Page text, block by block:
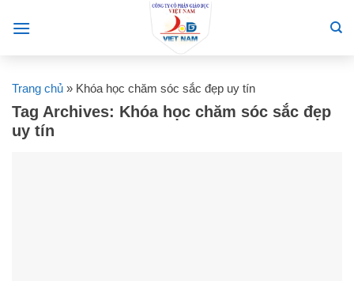
Trang chủ » Khóa học chăm sóc sắc đẹp uy tín
Tag Archives: Khóa học chăm sóc sắc đẹp
uy tín